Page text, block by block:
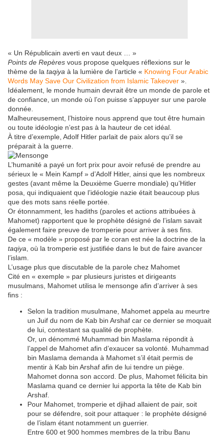
« Un Républicain averti en vaut deux … »
Points de Repères vous propose quelques réflexions sur le
thème de la taqiya à la lumière de l’article « Knowing Four Arabic
Words May Save Our Civilization from Islamic Takeover ».
Idéalement, le monde humain devrait être un monde de parole et
de confiance, un monde où l’on puisse s’appuyer sur une parole
donnée.
Malheureusement, l’histoire nous apprend que tout être humain
ou toute idéologie n’est pas à la hauteur de cet idéal.
À titre d’exemple, Adolf Hitler parlait de paix alors qu’il se
préparait à la guerre.
L’humanité a payé un fort prix pour avoir refusé de prendre au
sérieux le « Mein Kampf » d’Adolf Hitler, ainsi que les nombreux
gestes (avant même la Deuxième Guerre mondiale) qu’Hitler
posa, qui indiquaient que l’idéologie nazie était beaucoup plus
que des mots sans réelle portée.
Or étonnamment, les hadiths (paroles et actions attribuées à
Mahomet) rapportent que le prophète désigné de l’islam savait
également faire preuve de tromperie pour arriver à ses fins.
De ce « modèle » proposé par le coran est née la doctrine de la
taqiya , où la tromperie est justifiée dans le but de faire avancer
l’islam.
L’usage plus que discutable de la parole chez Mahomet
Cité en « exemple » par plusieurs juristes et dirigeants
musulmans, Mahomet utilisa le mensonge afin d’arriver à ses
fins :
Selon la tradition musulmane, Mahomet appela au meurtre
un Juif du nom de Kab bin Arshaf car ce dernier se moquait
de lui, contestant sa qualité de prophète.
Or, un dénommé Muhammad bin Maslama répondit à
l’appel de Mahomet afin d’exaucer sa volonté. Muhammad
bin Maslama demanda à Mahomet s’il était permis de
mentir à Kab bin Arshaf afin de lui tendre un piège.
Mahomet donna son accord. De plus, Mahomet félicita bin
Maslama quand ce dernier lui apporta la tête de Kab bin
Arshaf.
Pour Mahomet, tromperie et djihad allaient de pair, soit
pour se défendre, soit pour attaquer : le prophète désigné
de l’islam étant notamment un guerrier.
Entre 600 et 900 hommes membres de la tribu Banu